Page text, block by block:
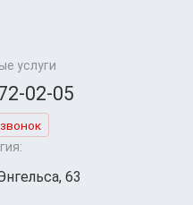
услуги
02-05
63